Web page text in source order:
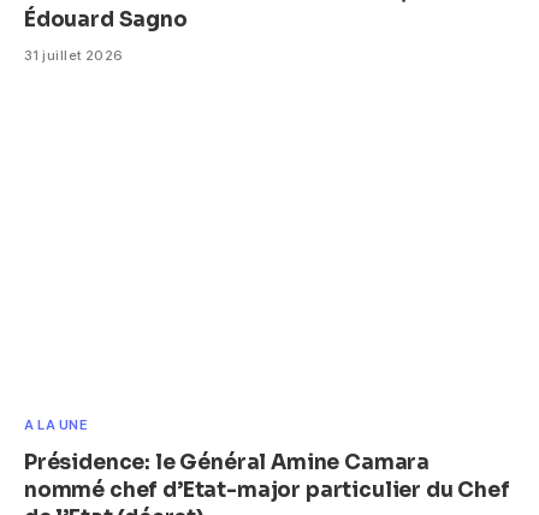
Édouard Sagno
31 juillet 2026
A LA UNE
Présidence: le Général Amine Camara
nommé chef d’Etat-major particulier du Chef